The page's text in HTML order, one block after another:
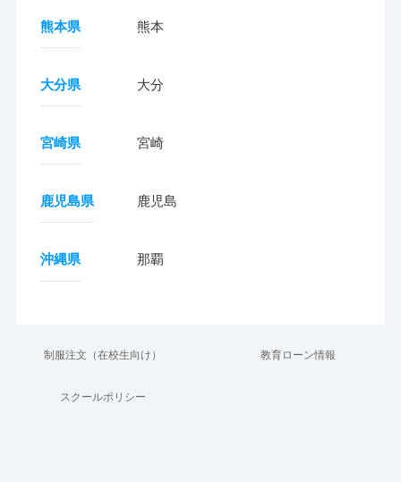
熊本県 熊本
大分県 大分
宮崎県 宮崎
鹿児島県 鹿児島
沖縄県 那覇
制服注文（在校生向け） 教育ローン情報
スクールポリシー